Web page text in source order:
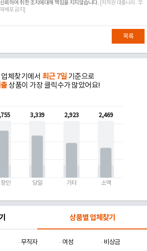
뢰하여 취한 조치에대해 책임을 지지않습니다. [저작권 대출나라. 무
배포 금지]
목록
체찾기에서 최근 7일 기준으로
상품이 가장 클릭수가 많았어요!
인
3,339
당일
2,923
기타
2,469
소액
상품별 업체찾기
무직자 여성
비상금